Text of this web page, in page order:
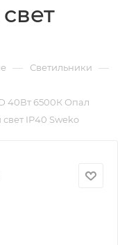
— Светильники —
40Вт 6500К Опал
IP40 Sweko